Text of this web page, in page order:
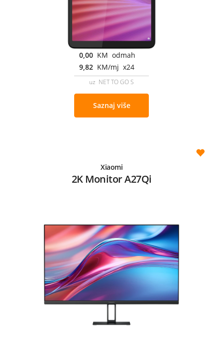
0,00 KM odmah
9,82 KM/mj x24
uz NET TO GO S
Saznaj više
Xiaomi
2K Monitor A27Qi